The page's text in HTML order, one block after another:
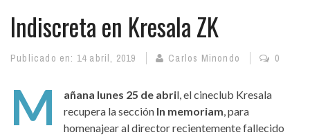
Indiscreta en Kresala ZK
Publicado en: 14 abril, 2019 Carlos Minondo 0
M añana lunes 25 de abril, el cineclub Kresala
recupera la sección In memoriam, para
homenajear al director recientemente fallecido